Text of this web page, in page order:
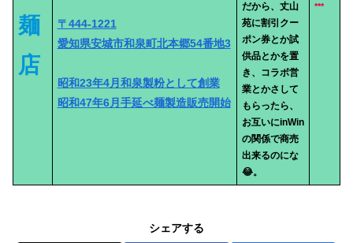
麺
店
〒444-1221
愛知県安城市和泉町北本郷54番地3
昭和23年4月和泉製粉として創業
昭和47年6月手延べ麺製造販売開始
だから、丈山
苑に割引クー
ポン券とか試
供品とかを置
き、コラボ営
業とかさして
もらったら、
お互いにinWin
の関係で商売
出来るのにな
😂。
***
シェアする